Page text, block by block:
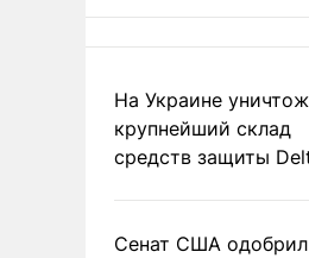
На Украине
крупнейший склад
средств защиты
Сенат США одобрил